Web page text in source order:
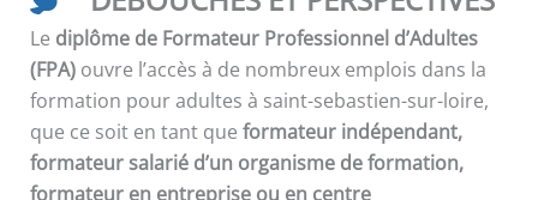
Le diplôme de Formateur Professionnel d’Adultes
(FPA) ouvre l’accès à de nombreux emplois dans la
formation pour adultes à saint-sebastien-sur-loire,
que ce soit en tant que formateur indépendant,
formateur salarié d’un organisme de formation,
formateur en entreprise ou en centre